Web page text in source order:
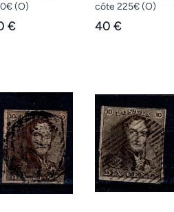
(O)
€
côte 225€(O)
40 €